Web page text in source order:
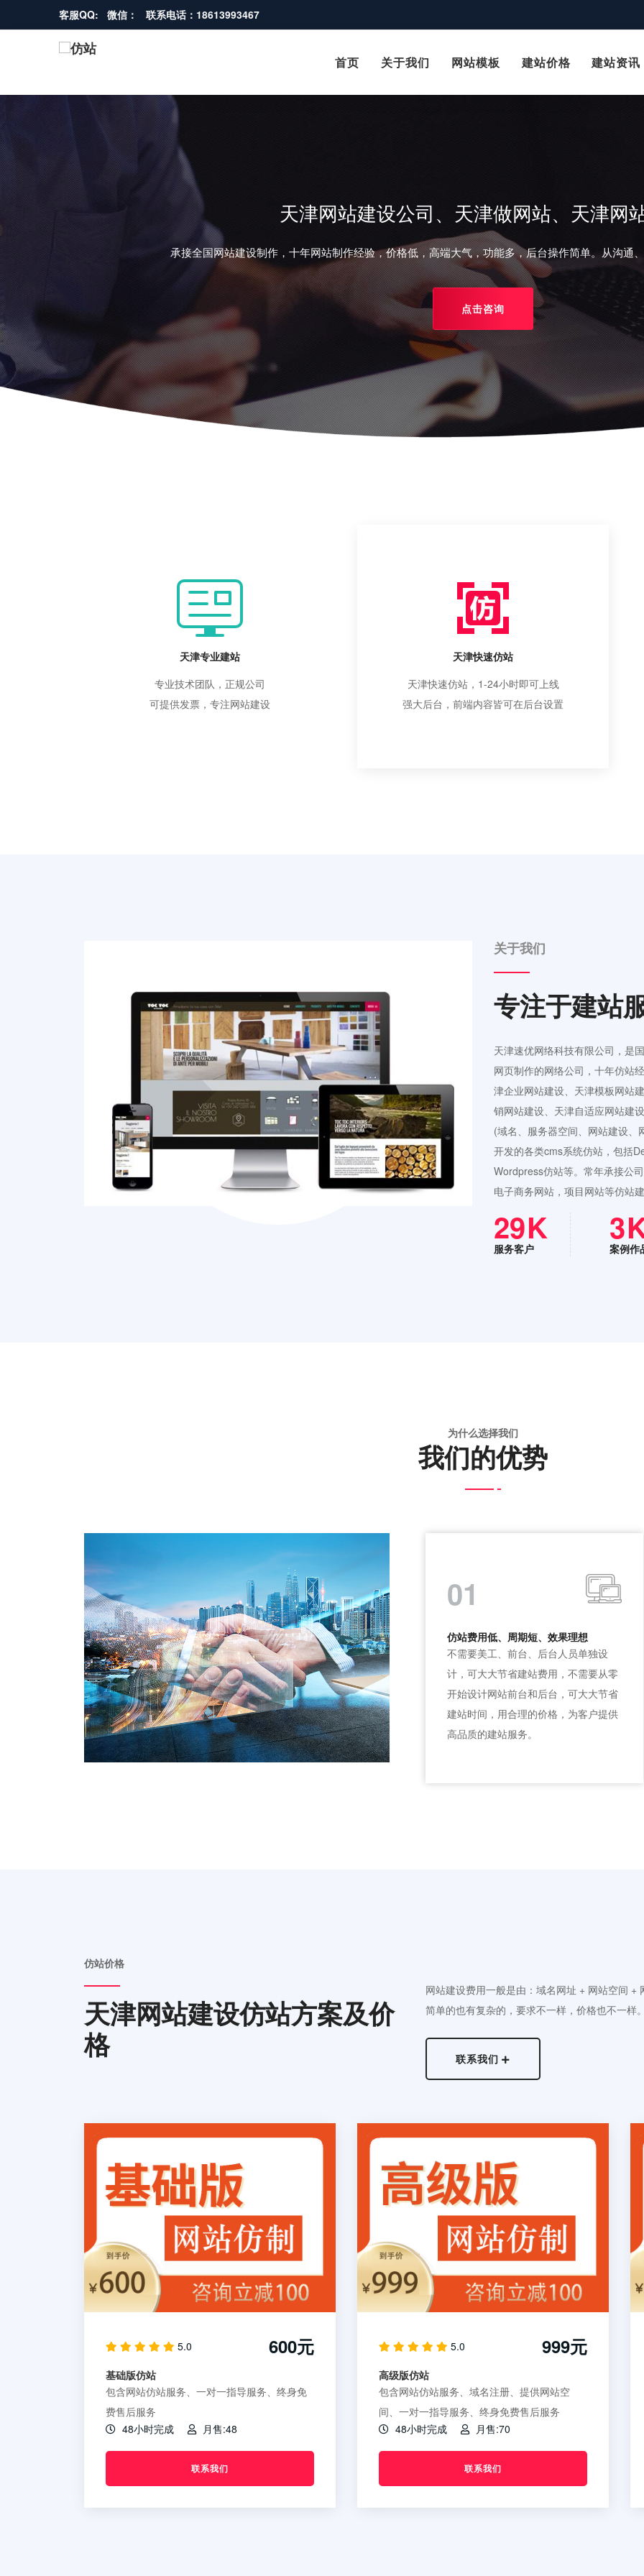
客服QQ: 微信： 联系电话：18613993467
首页 关于我们 网站模板 建站价格 建站资讯
天津网站建设公司、天津做网站、天津网
承接全国网站建设制作，十年网站制作经验，价格低，高端大气，功能多，后台操作简单。从沟通
点击咨询
天津专业建站
专业技术团队，正规公司
可提供发票，专注网站建设
天津快速仿站
天津快速仿站，1-24小时即可上线
强大后台，前端内容皆可在后台设置
关于我们
专注于建站
天津速优网络科技有限公司，是
网页制作的网络公司，十年仿站
津企业网站建设、天津模板网站
销网站建设、天津自适应网站建
(域名、服务器空间、网站建设
开发的各类cms系统仿站，包括
Wordpress仿站等。常年承接公
电子商务网站，项目网站等仿站
42
服务客户
4
案例作
为什么选择我们
我们的优势
01
仿站费用低、周期短、效果理想
不需要美工、前台、后台人员单独设
计，可大大节省建站费用，不需要从零
开始设计网站前台和后台，可大大节省
建站时间，用合理的价格，为客户提供
高品质的建站服务。
仿站价格
天津网站建设仿站方案及价
格
网站建设费用一般是由：域名网址 + 网站空间 +
简单的也有复杂的，要求不一样，价格也不一样
联系我们
5.0 600元
基础版仿站
包含网站仿站服务、一对一指导服务、终身免
费售后服务
48小时完成
月售:48
联系我们
5.0 999元
高级版仿站
包含网站仿站服务、域名注册、提供网站空
间、一对一指导服务、终身免费售后服务
48小时完成
月售:70
联系我们